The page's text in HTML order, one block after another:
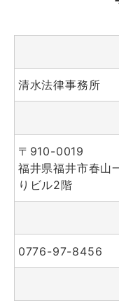
清水法律事務所
〒910-0019
福井県福井市春山
りビル2階
0776-97-8456